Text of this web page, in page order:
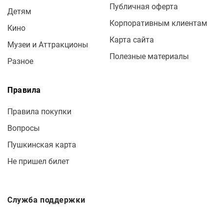
Детям
Кино
Музеи и Аттракционы
Разное
Публичная оферта
Корпоративным клиентам
Карта сайта
Полезные материалы
Правила
Правила покупки
Вопросы
Пушкинская карта
Не пришел билет
Служба поддержки